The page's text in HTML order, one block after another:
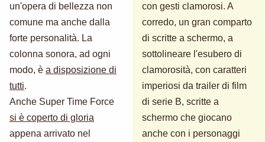
un'opera di bellezza non
comune ma anche dalla
forte personalità. La
colonna sonora, ad ogni
modo, è a disposizione di
tutti.
Anche Super Time Force
si è coperto di gloria
appena arrivato nel
con gesti clamorosi. A
corredo, un gran comparto
di scritte a schermo, a
sottolineare l'esubero di
clamorosità, con caratteri
imperiosi da trailer di film
di serie B, scritte a
schermo che giocano
anche con i personaggi